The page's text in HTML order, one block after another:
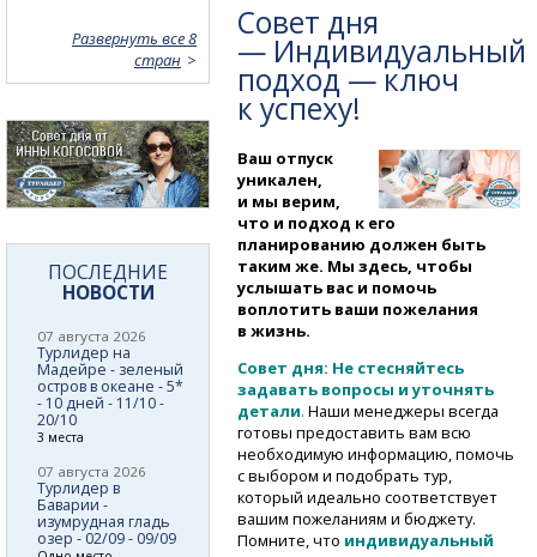
Совет дня
— Индивидуальный
подход — ключ
к успеху!
Ваш отпуск
уникален,
и мы верим,
что и подход к его
планированию должен быть
таким же. Мы здесь, чтобы
услышать вас и помочь
воплотить ваши пожелания
в жизнь.
Совет дня: Не стесняйтесь
задавать вопросы и уточнять
детали. Наши менеджеры всегда
готовы предоставить вам всю
необходимую информацию, помочь
с выбором и подобрать тур,
который идеально соответствует
вашим пожеланиям и бюджету.
Помните, что индивидуальный
Развернуть все 8
стран
ПОСЛЕДНИЕ
НОВОСТИ
07 августа 2026
Турлидер на
Мадейре - зеленый
остров в океане - 5*
- 10 дней - 11/10 -
20/10
3 места
07 августа 2026
Турлидер в
Баварии -
изумрудная гладь
озер - 02/09 - 09/09